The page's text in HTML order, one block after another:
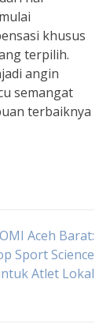
khusus
terpilih.
angin
semangat
terbaiknya
Aceh Barat:
Sport Science
Atlet Lokal